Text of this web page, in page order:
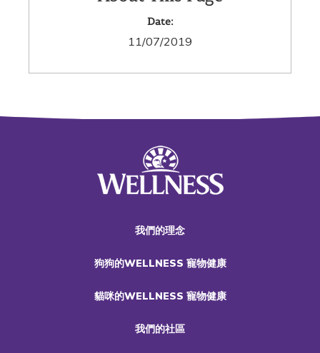
Date:
11/07/2019
我們的理念
狗狗的WELLNESS 寵物健康
貓咪的WELLNESS 寵物健康
我們的社區